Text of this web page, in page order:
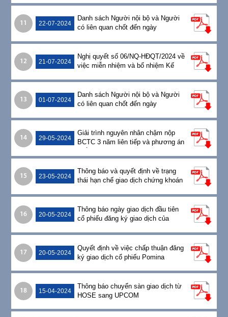
11 22-07-2024
Danh sách Người nội bộ và Người
có liên quan chốt đến ngày
12 21-07-2024
Nghị quyết số 06/NQ-HĐQT/2024 về
việc miễn nhiệm và bổ nhiệm Kế
13 01-07-2024
Danh sách Người nội bộ và Người
có liên quan chốt đến ngày
14 29-05-2024
Giải trình nguyên nhân chậm nộp
BCTC 3 năm liên tiếp và phương án
15 23-05-2024
Thông báo và quyết định về trạng
thái hạn chế giao dịch chứng khoán
16 20-05-2024
Thông báo ngày giao dịch đầu tiên
cổ phiếu đăng ký giao dịch của
17 20-05-2024
Quyết định về việc chấp thuận đăng
ký giao dịch cổ phiếu Pomina
18 15-04-2024
Thông báo chuyển sàn giao dịch từ
HOSE sang UPCOM